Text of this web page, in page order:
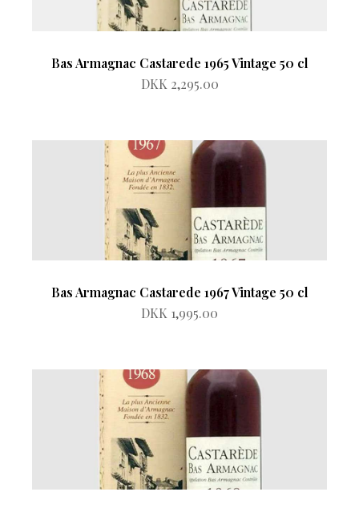
Bas Armagnac Castarede 1965 Vintage 50 cl
DKK 2,295.00
Bas Armagnac Castarede 1967 Vintage 50 cl
DKK 1,995.00